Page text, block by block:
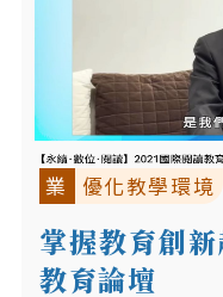
業 優化教學環境
掌握教育創
教育論壇